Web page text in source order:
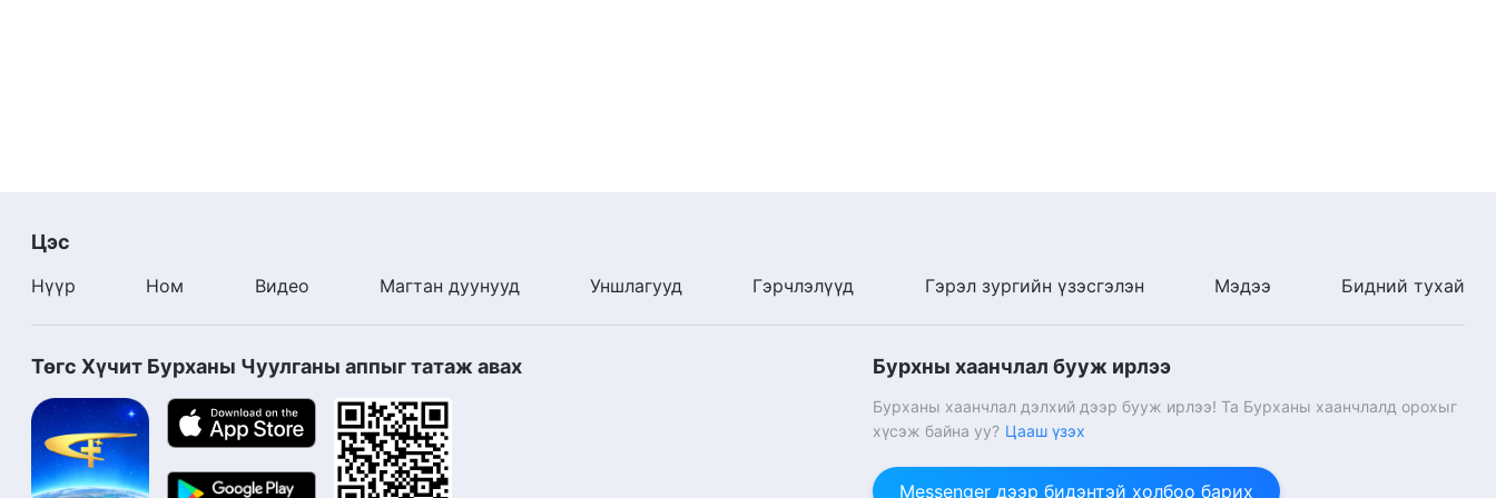
Цэс
Нүүр Ном Видео Магтан дуунууд Уншлагууд Гэрчлэлүүд Гэрэл зургийн үзэсгэлэн Мэдээ Бидний тухай
Төгс Хүчит Бурханы Чуулганы аппыг татаж авах Бурхны хаанчлал бууж ирлээ
Бурханы хаанчлал дэлхий дээр бууж ирлээ! Та Бурханы хаанчлалд орохыг
хүсэж байна уу? Цааш үзэх
Messenger дээр бидэнтэй холбоо барих